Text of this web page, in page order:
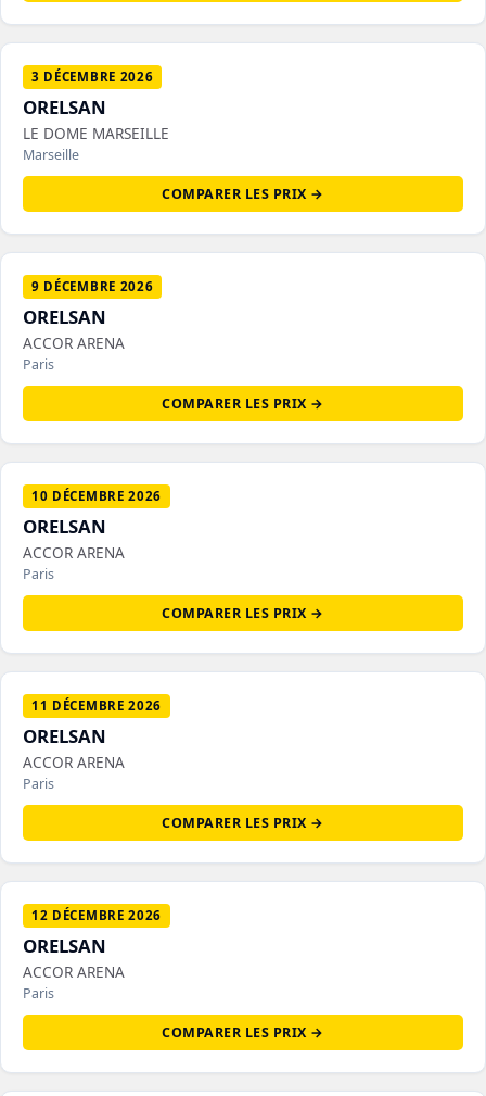
3 DÉCEMBRE 2026
ORELSAN
LE DOME MARSEILLE
Marseille
COMPARER LES PRIX →
9 DÉCEMBRE 2026
ORELSAN
ACCOR ARENA
Paris
COMPARER LES PRIX →
10 DÉCEMBRE 2026
ORELSAN
ACCOR ARENA
Paris
COMPARER LES PRIX →
11 DÉCEMBRE 2026
ORELSAN
ACCOR ARENA
Paris
COMPARER LES PRIX →
12 DÉCEMBRE 2026
ORELSAN
ACCOR ARENA
Paris
COMPARER LES PRIX →